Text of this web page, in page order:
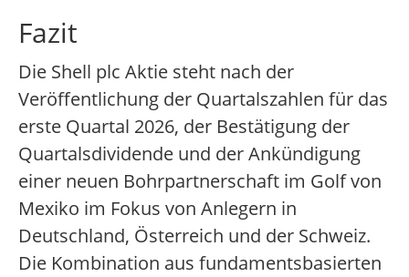
Fazit
Die Shell plc Aktie steht nach der
Veröffentlichung der Quartalszahlen für das
erste Quartal 2026, der Bestätigung der
Quartalsdividende und der Ankündigung
einer neuen Bohrpartnerschaft im Golf von
Mexiko im Fokus von Anlegern in
Deutschland, Österreich und der Schweiz.
Die Kombination aus fundamentsbasierten